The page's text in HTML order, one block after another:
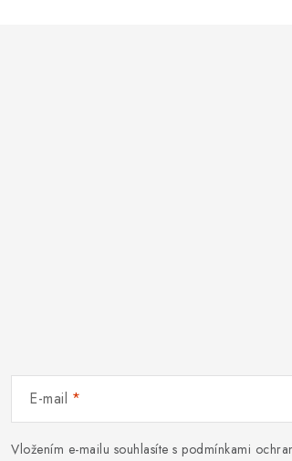
E-mail
Vložením e-mailu souhlasíte s podmínkami